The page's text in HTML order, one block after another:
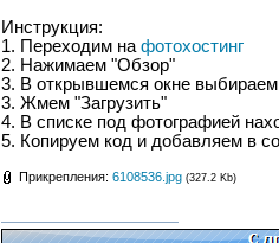
Инструкция:
1. Переходим на фотохостинг
2. Нажимаем "Обзор"
3. В открывшемся окне
3. Жмем "Загрузить"
4. В списке под фотографией
5. Копируем код и добавляем в
Прикрепления: 6108536.jpg (327.2 Kb)